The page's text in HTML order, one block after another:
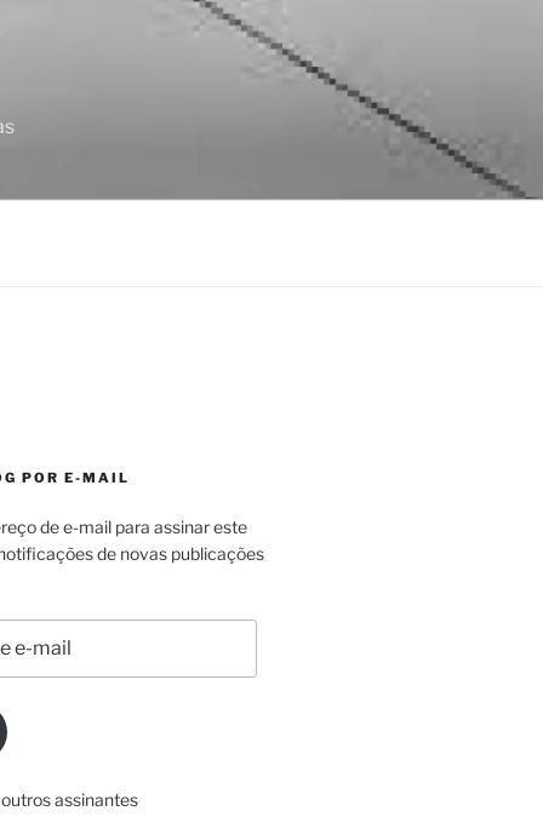
POR E-MAIL
de e-mail para assinar este
de novas publicações
assinantes